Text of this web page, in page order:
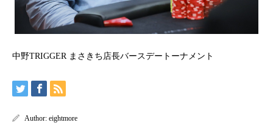
中野TRIGGER まさきち店長バースデートーナメント
Author: eightmore